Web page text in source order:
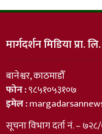
मार्गदर्शन मिडिया प्रा.
बानेश्वर, काठमाडौँ
फोन :९८५१०५३१०७
इमेल :
सूचना विभाग दर्ता नं. –